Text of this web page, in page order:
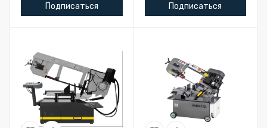
Подписаться Подписаться